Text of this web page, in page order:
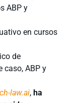
ABP y
en cursos
de
caso, ABP y
law.ai, ha